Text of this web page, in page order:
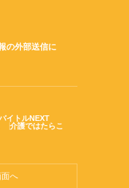
の外部送信に
イトルNEXT
介護ではたらこ
へ